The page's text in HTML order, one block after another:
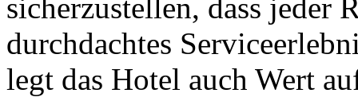
sicherzustellen, dass jeder
durchdachtes
legt das Hotel auch Wert